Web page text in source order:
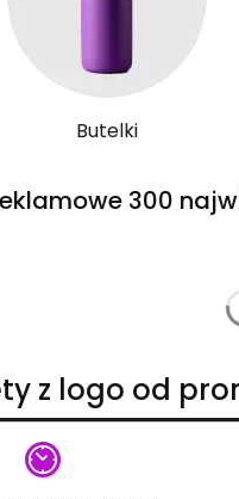
Butelki
300
z logo od